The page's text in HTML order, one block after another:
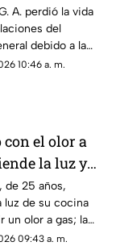
en
A. perdió la vida
del
debido a la
las lesiones
10:46 a. m.
con el olor a
la luz y
en
Ciudad
de 25 años,
luz de su cocina
un olor a gas; la
le
09:43 a. m.